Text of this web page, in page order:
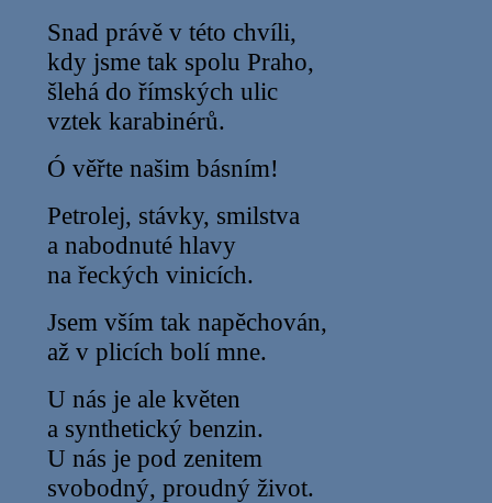
Snad právě v této chvíli,
kdy jsme tak spolu Praho,
šlehá do římských ulic
vztek karabinérů.
Ó věřte našim básním!
Petrolej, stávky, smilstva
a nabodnuté hlavy
na řeckých vinicích.
Jsem vším tak napěchován,
až v plicích bolí mne.
U nás je ale květen
a synthetický benzin.
U nás je pod zenitem
svobodný, proudný život.